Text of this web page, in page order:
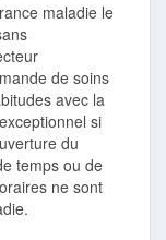
maladie le
de soins
avec la
si
du
temps ou de
ne sont